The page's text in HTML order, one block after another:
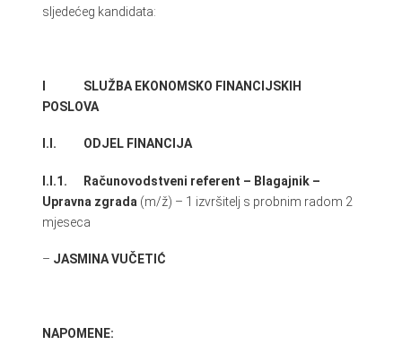
sljedećeg kandidata:
I SLUŽBA EKONOMSKO FINANCIJSKIH
POSLOVA
I.I. ODJEL FINANCIJA
I.I.1. Računovodstveni referent – Blagajnik –
Upravna zgrada (m/ž) – 1 izvršitelj s probnim radom 2
mjeseca
– JASMINA VUČETIĆ
NAPOMENE: